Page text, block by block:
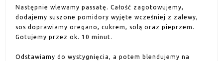
Następnie wlewamy passatę. Całość zagotowujemy,
dodajemy suszone pomidory wyjęte wcześniej z zalewy,
sos doprawiamy oregano, cukrem, solą oraz pieprzem.
Gotujemy przez ok. 10 minut.
Odstawiamy do wystygnięcia, a potem blendujemy na